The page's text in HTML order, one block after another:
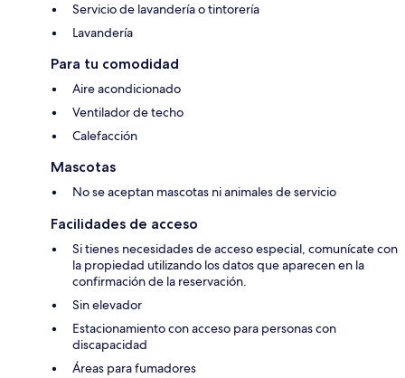
Servicio de lavandería o tintorería
Lavandería
Para tu comodidad
Aire acondicionado
Ventilador de techo
Calefacción
Mascotas
No se aceptan mascotas ni animales de servicio
Facilidades de acceso
Si tienes necesidades de acceso especial, comunícate con
la propiedad utilizando los datos que aparecen en la
confirmación de la reservación.
Sin elevador
Estacionamiento con acceso para personas con
discapacidad
Áreas para fumadores